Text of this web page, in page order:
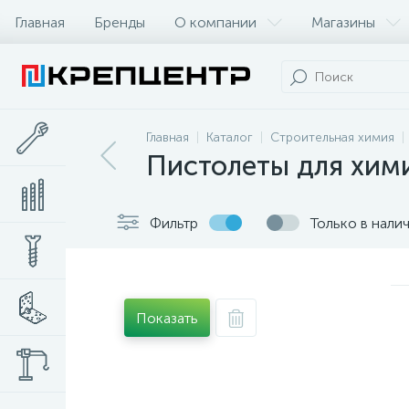
Главная Бренды О компании Магазины
Главная Каталог Строительная химия
Пистолеты для
Фильтр Только в
Показать